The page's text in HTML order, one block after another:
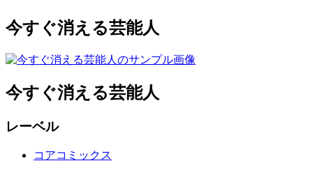
す
る
今すぐ消える芸能人
今すぐ消える芸能人
レーベル
コアコミックス